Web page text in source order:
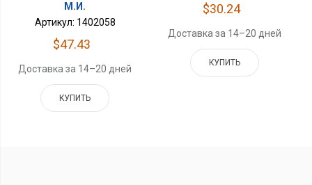
М.И.
Артикул: 1402058
$47.43
Доставка за 14–20 дней
КУПИТЬ
$30.24
Доставка за 14–20 дней
КУПИТЬ